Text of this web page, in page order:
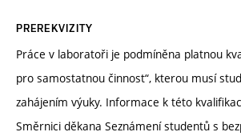
PREREKVIZITY
Práce v laboratoři je podmíněna platnou
pro samostatnou činnost“, kterou musí
zahájením výuky. Informace k této
Směrnici děkana Seznámení studentů s